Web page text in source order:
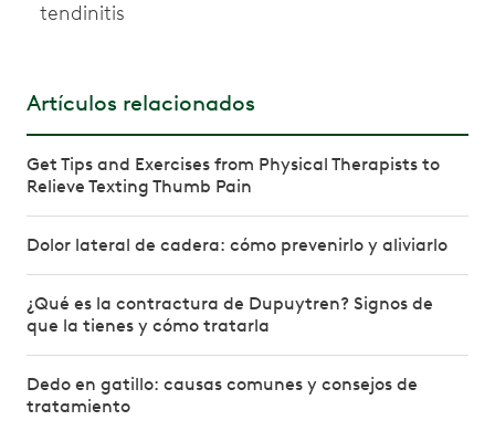
tendinitis
Artículos relacionados
Get Tips and Exercises from Physical Therapists to
Relieve Texting Thumb Pain
Dolor lateral de cadera: cómo prevenirlo y aliviarlo
¿Qué es la contractura de Dupuytren? Signos de
que la tienes y cómo tratarla
Dedo en gatillo: causas comunes y consejos de
tratamiento